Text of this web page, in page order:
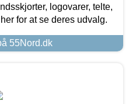
logovarer, telte,
for at se deres udvalg.
55Nord.dk